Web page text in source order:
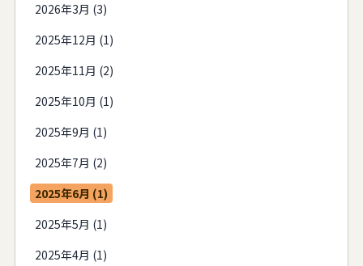
2026年3月 (3)
2025年12月 (1)
2025年11月 (2)
2025年10月 (1)
2025年9月 (1)
2025年7月 (2)
2025年6月 (1)
2025年5月 (1)
2025年4月 (1)